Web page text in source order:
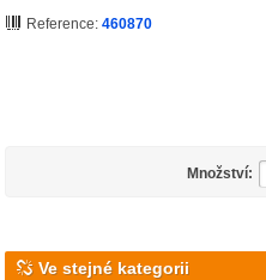
Reference: 460870
Množství:
Ve stejné kategorii